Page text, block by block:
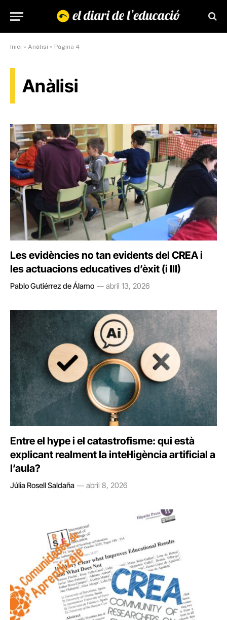
Inici » Anàlisi » Pàgina 4
Anàlisi
Les evidències no tan evidents del CREA i
les actuacions educatives d’èxit (i III)
Pablo Gutiérrez de Álamo abril 13, 2026
Entre el hype i el catastrofisme: qui està
explicant realment la intel·ligència artificial a
l’aula?
Júlia Rosell Saldaña abril 8, 2026